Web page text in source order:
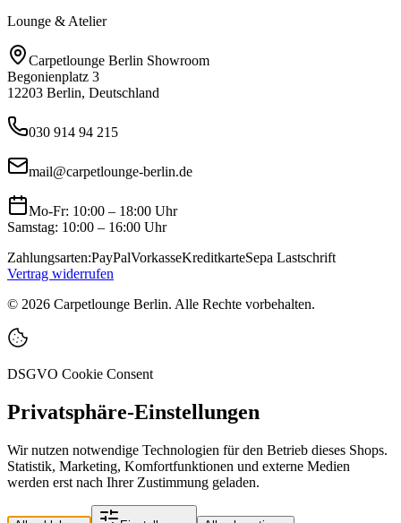
Lounge & Atelier
Carpetlounge Berlin Showroom
Begonienplatz 3
12203 Berlin, Deutschland
030 914 94 215
mail@carpetlounge-berlin.de
Mo-Fr: 10:00 – 18:00 Uhr
Samstag: 10:00 – 16:00 Uhr
Zahlungsarten:PayPalVorkasseKreditkarteSepa Lastschrift
Vertrag widerrufen
© 2026 Carpetlounge Berlin. Alle Rechte vorbehalten.
DSGVO Cookie Consent
Privatsphäre-Einstellungen
Wir nutzen notwendige Technologien für den Betrieb dieses Shops.
Statistik, Marketing, Komfortfunktionen und externe Medien
werden erst nach Ihrer Zustimmung geladen.